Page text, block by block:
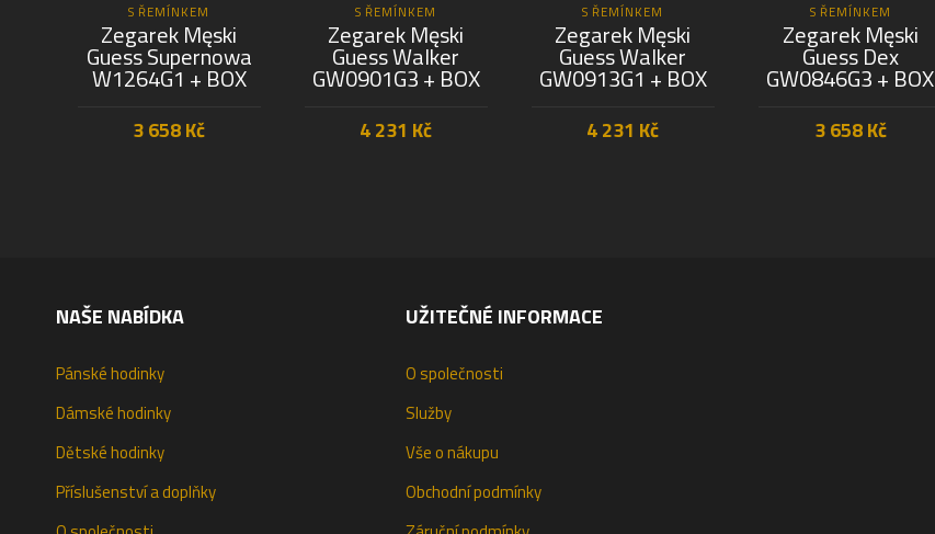
S ŘEMÍNKEM
Zegarek Męski
Guess Supernowa
W1264G1 + BOX
3 658Kč
S ŘEMÍNKEM
Zegarek Męski
Guess Walker
GW0901G3 + BOX
4 231 Kč
S ŘEMÍNKEM
Zegarek Męski
Guess Walker
GW0913G1 + BOX
4 231 Kč
S ŘEMÍNKEM
Zegarek Męski
Guess Dex
GW0846G3 + BOX
3 658Kč
NAŠE NABÍDKA
Pánské hodinky
Dámské hodinky
Dětské hodinky
Příslušenství a doplňky
UŽITEČNÉ INFORMACE
O společnosti
Služby
Vše o nákupu
Obchodní podmínky